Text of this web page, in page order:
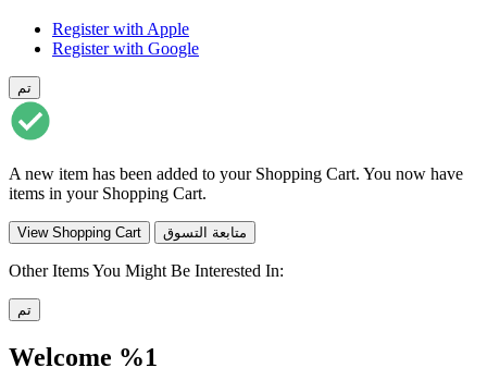
Register with Apple
Register with Google
تم
A new item has been added to your Shopping Cart. You now have
items in your Shopping Cart.
View Shopping Cart متابعة التسوق
Other Items You Might Be Interested In:
تم
Welcome %1